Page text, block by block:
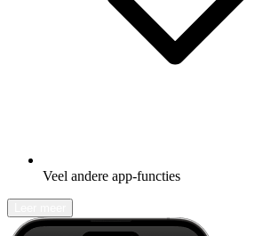
Veel andere app-functies